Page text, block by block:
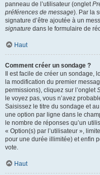
panneau de l’utilisateur (onglet
préférences de message). Par la
signature d’être ajoutée à un
signature dans le formulaire de
Haut
Comment créer un sondage ?
Il est facile de créer un sondage,
la modification du premier
permissions), cliquez sur l’onglet
le voyez pas, vous n’avez
Saisissez le titre du sondage et
une option par ligne dans le
le nombre de réponses qu’un
« Option(s) par l’utilisateur »,
pour une durée illimitée) et enfin
vote.
Haut